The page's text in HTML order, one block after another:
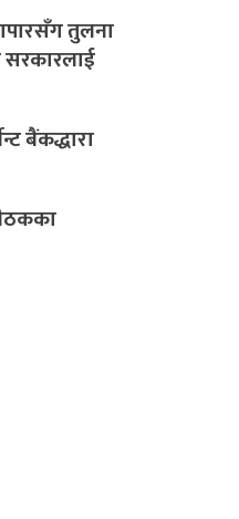
तुलना
सरकारलाई
बैंकद्धारा